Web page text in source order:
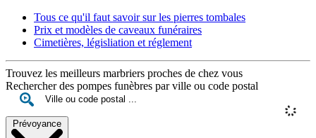
Tous ce qu'il faut savoir sur les pierres tombales
Prix et modèles de caveaux funéraires
Cimetières, législiation et réglement
Trouvez les meilleurs marbriers proches de chez vous
Rechercher des pompes funèbres par ville ou code postal
Prévoyance